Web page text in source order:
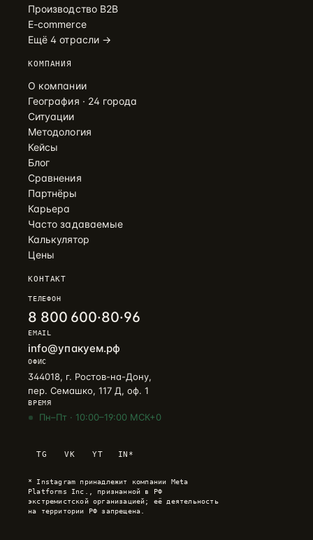
Производство B2B
E-commerce
Ещё 4 отрасли →
КОМПАНИЯ
О компании
География · 24 города
Ситуации
Методология
Кейсы
Блог
Сравнения
Партнёры
Карьера
Часто задаваемые
Калькулятор
Цены
КОНТАКТ
ТЕЛЕФОН
8 800 600·80·96
EMAIL
info@упакуем.рф
ОФИС
344018, г. Ростов-на-Дону,
пер. Семашко, 117 Д, оф. 1
ВРЕМЯ
Пн–Пт · 10:00–19:00 МСК+0
TG VK YT IN*
* Instagram принадлежит компании Meta
Platforms Inc., признанной в РФ
экстремистской организацией; её деятельность
на территории РФ запрещена.
+7 905 456-75-58 · ОТВЕТИМ В ТЕЧЕНИЕ ЧАСА
WhatsApp
+7 905 456-75-58 · С 9 ДО 21 МСК